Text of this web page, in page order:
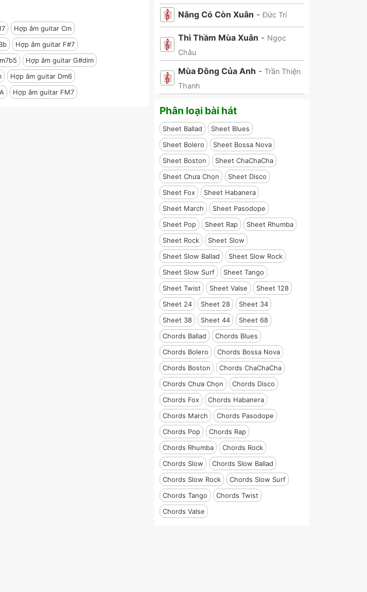
Hợp âm guitar Cm
Hợp âm guitar F#7
Hợp âm guitar G#dim
Hợp âm guitar Dm6
Hợp âm guitar FM7
Nắng Có Còn Xuân -Đức Trí
Thì Thầm Mùa Xuân - Ngọc
Châu
Mùa Đông Của Anh - Trần Thiện
Thanh
Phân loại bài hát
Sheet Ballad
Sheet Blues
Sheet Bolero
Sheet Bossa Nova
Sheet Boston
Sheet ChaChaCha
Sheet Chưa Chọn
Sheet Disco
Sheet Fox
Sheet Habanera
Sheet March
Sheet Pasodope
Sheet Pop
Sheet Rap
Sheet Rhumba
Sheet Rock
Sheet Slow
Sheet Slow Ballad
Sheet Slow Rock
Sheet Slow Surf
Sheet Tango
Sheet Twist
Sheet Valse
Sheet 128
Sheet 24
Sheet 28
Sheet 34
Sheet 38
Sheet 44
Sheet 68
Chords Ballad
Chords Blues
Chords Bolero
Chords Bossa Nova
Chords Boston
Chords ChaChaCha
Chords Chưa Chọn
Chords Disco
Chords Fox
Chords Habanera
Chords March
Chords Pasodope
Chords Pop
Chords Rap
Chords Rhumba
Chords Rock
Chords Slow
Chords Slow Ballad
Chords Slow Rock
Chords Slow Surf
Chords Tango
Chords Twist
Chords Valse